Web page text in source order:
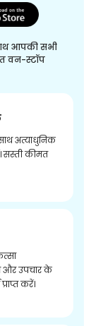
आपकी सभी
वन-स्टॉप
अत्याधुनिक
सस्ती कीमत
और उपचार के
करें।